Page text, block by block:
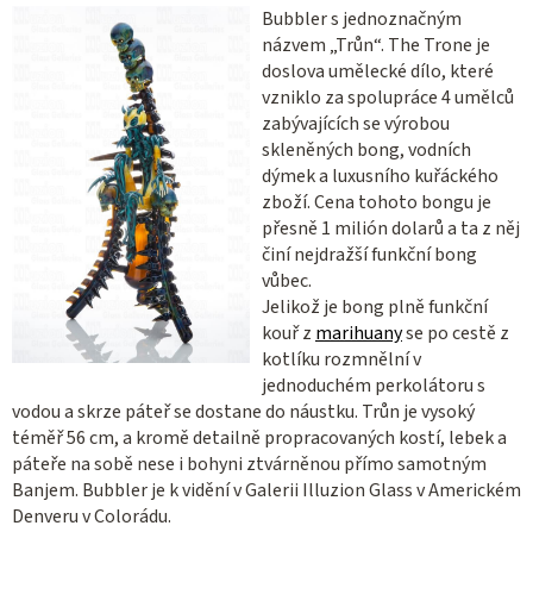
Bubbler s jednoznačným
názvem „Trůn“. The Trone je
doslova umělecké dílo, které
vzniklo za spolupráce 4 umělců
zabývajících se výrobou
skleněných bong, vodních
dýmek a luxusního kuřáckého
zboží. Cena tohoto bongu je
přesně 1 milión dolarů a ta z něj
činí nejdražší funkční bong
vůbec.
Jelikož je bong plně funkční
kouř z marihuanyse po cestě z
kotlíku rozmnělní v
jednoduchém perkolátoru s
vodou a skrze páteř se dostane do náustku. Trůn je vysoký
téměř 56 cm, a kromě detailně propracovaných kostí, lebek a
páteře na sobě nese i bohyni ztvárněnou přímo samotným
Banjem. Bubbler je k vidění v Galerii Illuzion Glass v Americkém
Denveru v Colorádu.